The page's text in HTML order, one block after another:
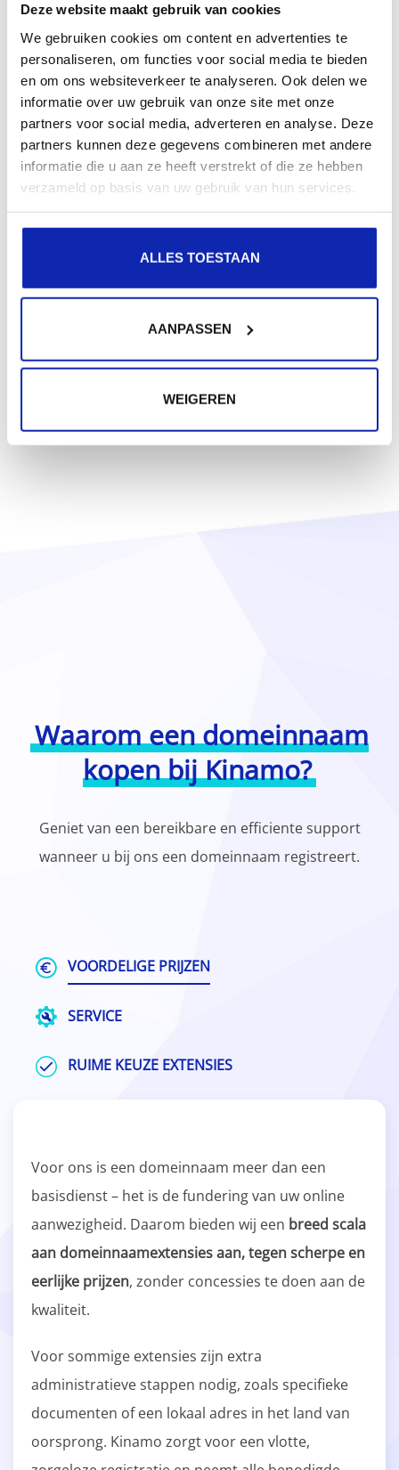
Deze website maakt gebruik van cookies
We gebruiken cookies om content en advertenties te
personaliseren, om functies voor social media te bieden
en om ons websiteverkeer te analyseren. Ook delen we
informatie over uw gebruik van onze site met onze
partners voor social media, adverteren en analyse. Deze
partners kunnen deze gegevens combineren met andere
informatie die u aan ze heeft verstrekt of die ze hebben
verzameld op basis van uw gebruik van hun services.
ALLES TOESTAAN
AANPASSEN
WEIGEREN
Waarom een domeinnaam
kopen bij Kinamo?
Geniet van een bereikbare en efficiente support
wanneer u bij ons een domeinnaam registreert.
VOORDELIGE PRIJZEN
SERVICE
RUIME KEUZE EXTENSIES
Voor ons is een domeinnaam meer dan een
basisdienst – het is de fundering van uw online
aanwezigheid. Daarom bieden wij een breed scala
aan domeinnaamextensies aan, tegen scherpe en
eerlijke prijzen, zonder concessies te doen aan de
kwaliteit.
Voor sommige extensies zijn extra
administratieve stappen nodig, zoals specifieke
documenten of een lokaal adres in het land van
oorsprong. Kinamo zorgt voor een vlotte,